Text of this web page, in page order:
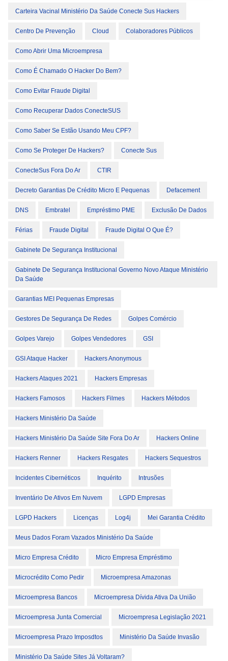
Carteira Vacinal Ministério Da Saúde Conecte Sus Hackers
Centro De Prevenção Cloud Colaboradores Públicos
Como Abrir Uma Microempresa
Como É Chamado O Hacker Do Bem?
Como Evitar Fraude Digital
Como Recuperar Dados ConecteSUS
Como Saber Se Estão Usando Meu CPF?
Como Se Proteger De Hackers? Conecte Sus
ConecteSus Fora Do Ar CTIR
Decreto Garantias De Crédito Micro E Pequenas Defacement
DNS Embratel Empréstimo PME Exclusão De Dados
Férias Fraude Digital Fraude Digital O Que É?
Gabinete De Segurança Institucional
Gabinete De Segurança Institucional Governo Novo Ataque Ministério
Da Saúde
Garantias MEI Pequenas Empresas
Gestores De Segurança De Redes Golpes Comércio
Golpes Varejo Golpes Vendedores GSI
GSI Ataque Hacker Hackers Anonymous
Hackers Ataques 2021 Hackers Empresas
Hackers Famosos Hackers Filmes Hackers Métodos
Hackers Ministério Da Saúde
Hackers Ministério Da Saúde Site Fora Do Ar Hackers Online
Hackers Renner Hackers Resgates Hackers Sequestros
Incidentes Cibernéticos Inquérito Intrusões
Inventário De Ativos Em Nuvem LGPD Empresas
LGPD Hackers Licenças Log4j Mei Garantia Crédito
Meus Dados Foram Vazados Ministério Da Saúde
Micro Empresa Crédito Micro Empresa Empréstimo
Microcrédito Como Pedir Microempresa Amazonas
Microempresa Bancos Microempresa Dívida Ativa Da União
Microempresa Junta Comercial Microempresa Legislação 2021
Microempresa Prazo Imposdtos Ministério Da Saúde Invasão
Ministério Da Saúde Sites Já Voltaram?